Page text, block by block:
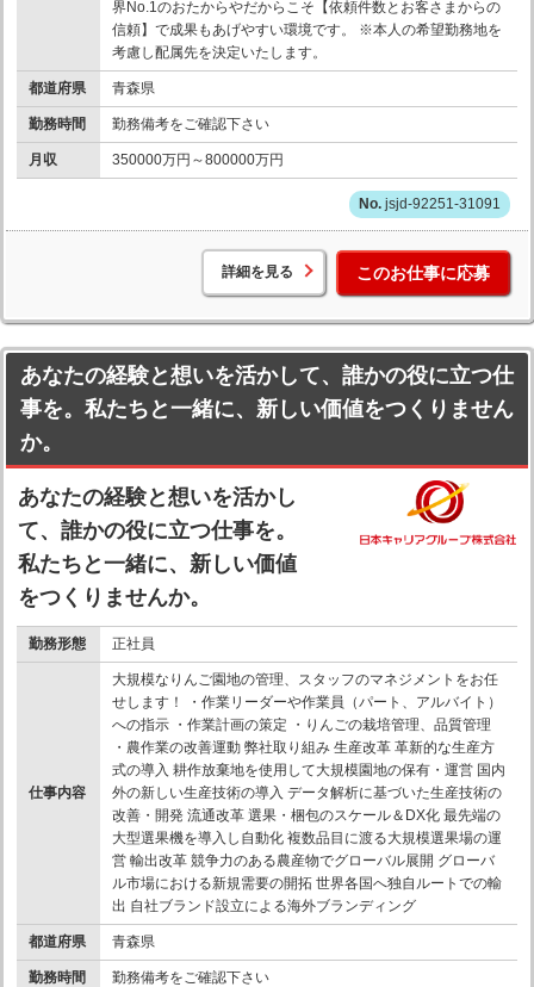
界No.1のおたからやだからこそ【依頼件数とお客さまからの
信頼】で成果もあげやすい環境です。 ※本人の希望勤務地を
考慮し配属先を決定いたします。
都道府県 青森県
勤務時間 勤務備考をご確認下さい
月収 350000万円～800000万円
jsjd-92251-31091
詳細を見る このお仕事に応募
あなたの経験と想いを活かして、誰かの役に立つ仕
事を。私たちと一緒に、新しい価値をつくりません
か。
あなたの経験と想いを活かし
て、誰かの役に立つ仕事を。
私たちと一緒に、新しい価値
をつくりませんか。
勤務形態 正社員
仕事内容
大規模なりんご園地の管理、スタッフのマネジメントをお任
せします！ ・作業リーダーや作業員（パート、アルバイト）
への指示 ・作業計画の策定 ・りんごの栽培管理、品質管理
・農作業の改善運動 弊社取り組み 生産改革 革新的な生産方
式の導入 耕作放棄地を使用して大規模園地の保有・運営 国内
外の新しい生産技術の導入 データ解析に基づいた生産技術の
改善・開発 流通改革 選果・梱包のスケール＆DX化 最先端の
大型選果機を導入し自動化 複数品目に渡る大規模選果場の運
営 輸出改革 競争力のある農産物でグローバル展開 グローバ
ル市場における新規需要の開拓 世界各国へ独自ルートでの輸
出 自社ブランド設立による海外ブランディング
都道府県 青森県
勤務時間 勤務備考をご確認下さい